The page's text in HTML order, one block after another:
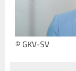
© GKV-SV